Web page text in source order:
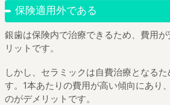
保険適用外である
銀歯は保険内で治療できるため、費用
リットです。
しかし、セラミックは自費治療となる
す。1本あたりの費用が高い傾向にあり
のがデメリットです。